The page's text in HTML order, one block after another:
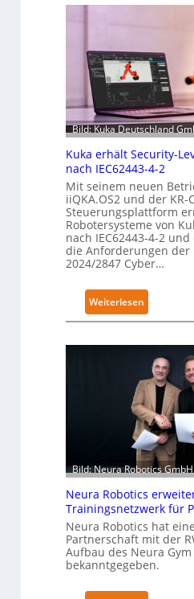
b
l
e
F
i
r
g
r
e
i
r
ü
S
a
l
a
t
Bild: Kuka Deutschland
Kuka erhält Security-
nach IEC62443-4-2
Mit seinem neuen
iiQKA.OS2 und der KR-
Steuerungsplattform
Robotersysteme von
nach IEC62443-4-2
die Anforderungen der
2024/2847 Cyber…
Weiterlesen
K
e
r
h
ä
l
t
e
u
r
i
t
Bild: Neura Robotics GmbH
Neura Robotics
Trainingsnetzwerk für
Neura Robotics hat
Partnerschaft mit der
Aufbau des Neura Gym
bekanntgegeben.